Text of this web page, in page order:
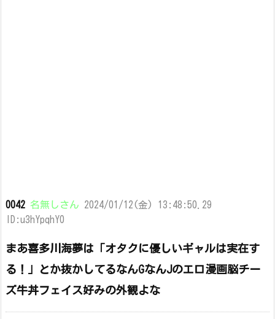
0042 名無しさん 2024/01/12(金) 13:48:50.29
ID:u3hYpqhY0
まあ喜多川海夢は「オタクに優しいギャルは実在す
る！」とか抜かしてるなんGなんJのエロ漫画脳チー
ズ牛丼フェイス好みの外観よな